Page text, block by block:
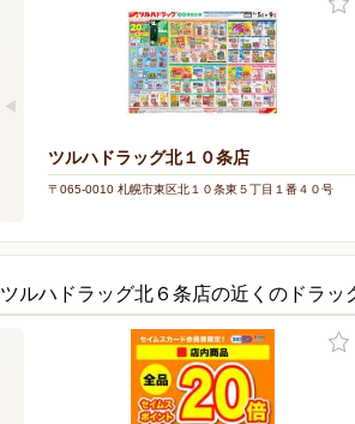
ツルハドラッグ北１０条店
〒065-0010 札幌市東区北１０条東５丁目１番４０号
ツルハドラッグ北６条店の近くのドラッ